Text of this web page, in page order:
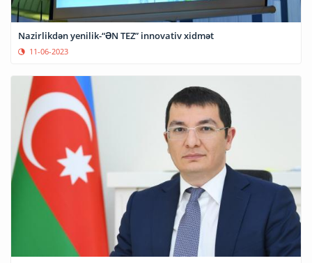
Nazirlikdən yenilik-“ƏN TEZ” innovativ xidmət
11-06-2023